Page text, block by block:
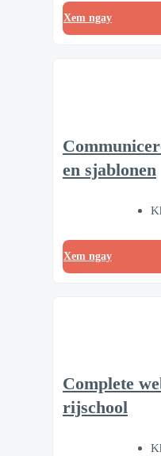
Xem ngay
en sjablonen
Xem ngay
Complete
rijschool